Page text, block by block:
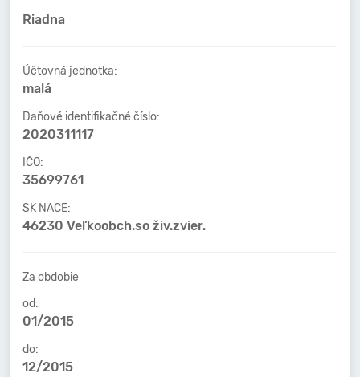
Riadna
Účtovná jednotka:
malá
Daňové identifikačné číslo:
2020311117
IČO:
35699761
SK NACE:
46230 Veľkoobch.so živ.zvier.
Za obdobie
od:
01/2015
do:
12/2015